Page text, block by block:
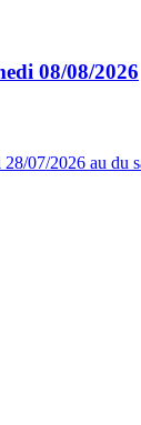
08/08/2026
07/2026 au du